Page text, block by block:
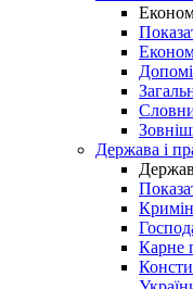
Держава і
Карне